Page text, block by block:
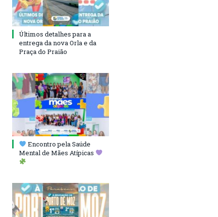
Últimos detalhes para a
entrega da nova Orla e da
Praça do Praião
Encontro pela Saúde
Mental de Mães Atípicas